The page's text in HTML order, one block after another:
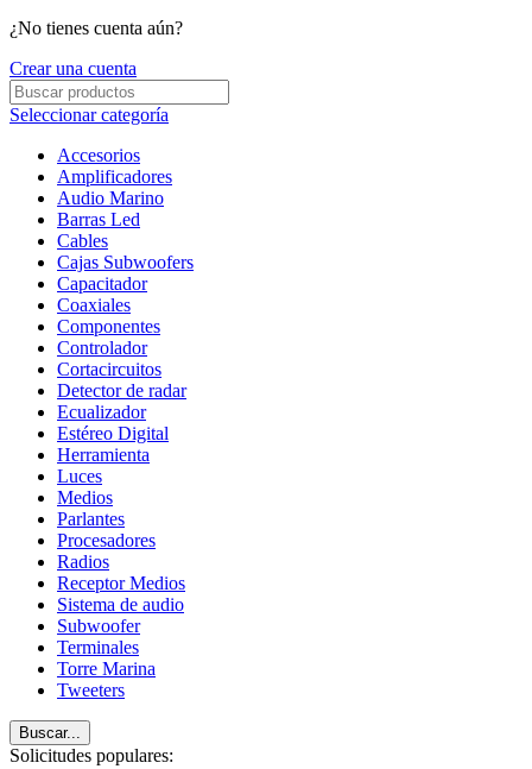
¿No tienes cuenta aún?
Crear una cuenta
Seleccionar categoría
Accesorios
Amplificadores
Audio Marino
Barras Led
Cables
Cajas Subwoofers
Capacitador
Coaxiales
Componentes
Controlador
Cortacircuitos
Detector de radar
Ecualizador
Estéreo Digital
Herramienta
Luces
Medios
Parlantes
Procesadores
Radios
Receptor Medios
Sistema de audio
Subwoofer
Terminales
Torre Marina
Tweeters
Buscar...
Solicitudes populares: